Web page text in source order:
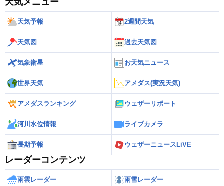
天気予報 2週間天気
天気図 過去天気図
気象衛星 お天気ニュース
世界天気 アメダス(実況天気)
アメダスランキング ウェザーリポート
河川水位情報 ライブカメラ
長期予報 ウェザーニュースLiVE
レーダーコンテンツ
雨雲レーダー 雨雪レーダー